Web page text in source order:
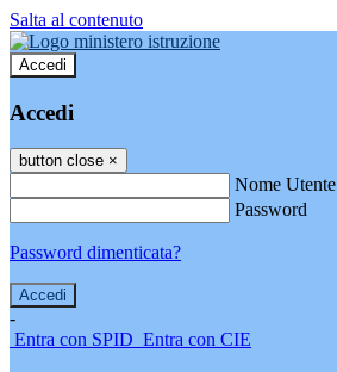
Salta al contenuto
Accedi
Accedi
button close ×
Nome Utente
Password
Password dimenticata?
-
Entra con SPID Entra con CIE